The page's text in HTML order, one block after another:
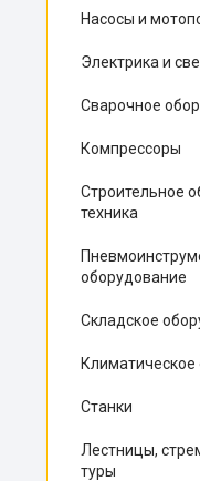
Насосы и
Электрика и
Сварочное
Компрессоры
Строительное
техника
оборудование
Складское
Станки
Лестницы,
туры